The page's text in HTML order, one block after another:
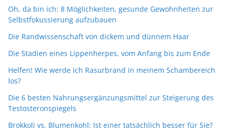
Oh, da bin ich: 8 Möglichkeiten, gesunde Gewohnheiten zur
Selbstfokussierung aufzubauen
Die Randwissenschaft von dickem und dünnem Haar
Die Stadien eines Lippenherpes, vom Anfang bis zum Ende
Helfen! Wie werde ich Rasurbrand in meinem Schambereich
los?
Die 6 besten Nahrungsergänzungsmittel zur Steigerung des
Testosteronspiegels
Brokkoli vs. Blumenkohl: Ist einer tatsächlich besser für Sie?